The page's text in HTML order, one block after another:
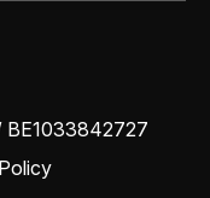
BE1033842727